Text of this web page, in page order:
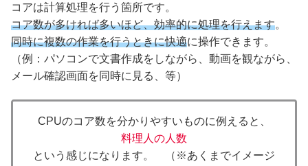
コアは計算処理を行う箇所です。
コア数が多ければ多いほど、効率的に処理を行えます。
同時に複数の作業を行うときに快適に操作できます。
（例：パソコンで文書作成をしながら、動画を観ながら、
メール確認画面を同時に見る、等）
CPUのコア数を分かりやすいものに例えると、
料理人の人数
という感じになります。 （※あくまでイメージ